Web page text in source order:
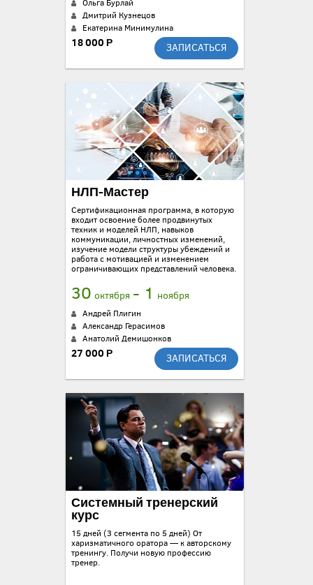
Ольга Бурлай
Дмитрий Кузнецов
Екатерина Минимулина
18 000 Р ЗАПИСАТЬСЯ
НЛП-Мастер
Сертификационная программа, в которую
входит освоение более продвинутых
техник и моделей НЛП, навыков
коммуникации, личностных изменений,
изучение модели структуры убеждений и
работа с мотивацией и изменением
ограничивающих представлений человека.
30 октября - 1 ноября
Андрей Плигин
Александр Герасимов
Анатолий Демишонков
27 000 Р ЗАПИСАТЬСЯ
Системный тренерский
курс
15 дней (3 сегмента по 5 дней) От
харизматичного оратора — к авторскому
тренингу. Получи новую профессию
тренер.